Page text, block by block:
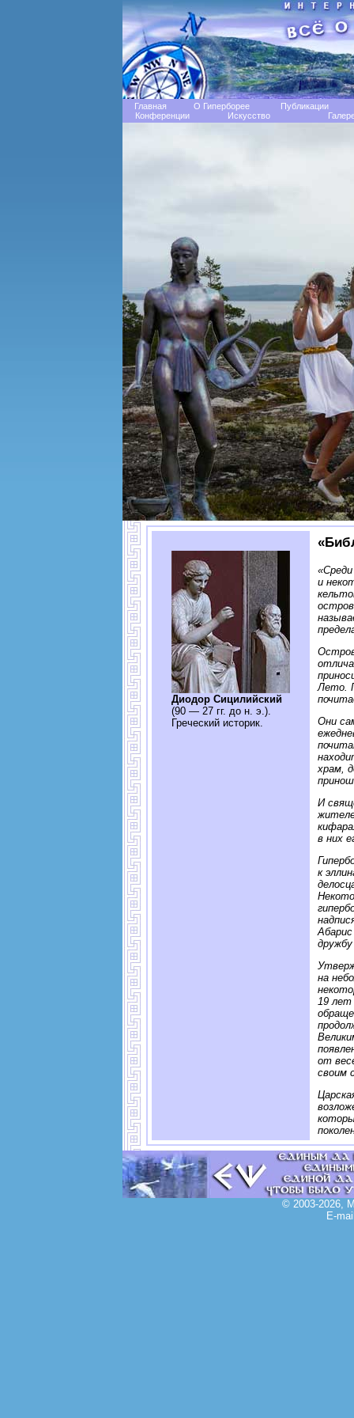
Главная О Гиперборее
Публикации
Конференции
Искусство
Диодор Сицилийский
(90 — 27 гг. до н. э.).
Греческий историк.
и
Лето.
Они
храм,
И
в них
к
на
19
от
своим
© 2003-2026,
E-